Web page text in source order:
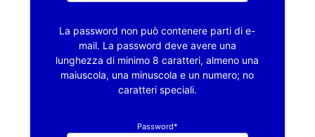
La password non può contenere parti di e-
mail. La password deve avere una
lunghezza di minimo 8 caratteri, almeno una
maiuscola, una minuscola e un numero; no
caratteri speciali.
Password*